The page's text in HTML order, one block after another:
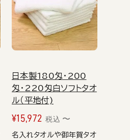
日本製180匁・200
匁・220匁白ソフトタオ
ル（平地付)
¥15,972 税込 〜
名入れタオルや御年賀タオ